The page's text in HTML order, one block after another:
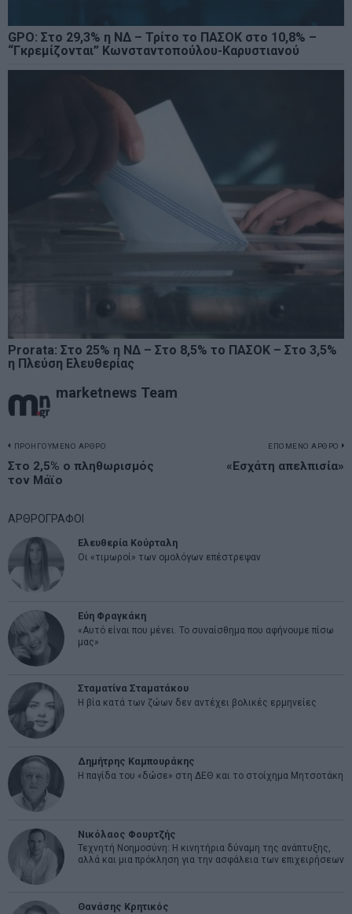
GPO: Στο 29,3% η ΝΔ – Τρίτο το ΠΑΣΟΚ στο 10,8% –
“Γκρεμίζονται” Κωνσταντοπούλου-Καρυστιανού
Prorata: Στο 25% η ΝΔ – Στο 8,5% το ΠΑΣΟΚ – Στο 3,5%
η Πλεύση Ελευθερίας
marketnews Team
Πλοήγηση
άρθρων
ΠΡΟΗΓΟΥΜΕΝΟ ΑΡΘΡΟ
Previous
post:
Στο 2,5% ο πληθωρισμός
τον Μάϊο
ΕΠΟΜΕΝΟ ΑΡΘΡΟ
«Εσχάτη απελπισία»
ΑΡΘΡΟΓΡΑΦΟΙ
Ελευθερία Κούρταλη
Οι «τιμωροί» των ομολόγων επέστρεψαν
Εύη Φραγκάκη
«Αυτό είναι που μένει. Το συναίσθημα που αφήνουμε πίσω
μας»
Σταματίνα Σταματάκου
Η βία κατά των ζώων δεν αντέχει βολικές ερμηνείες
Δημήτρης Καμπουράκης
Η παγίδα του «δώσε» στη ΔΕΘ και το στοίχημα Μητσοτάκη
Νικόλαος Φουρτζής
Τεχνητή Νοημοσύνη: Η κινητήρια δύναμη της ανάπτυξης,
αλλά και μια πρόκληση για την ασφάλεια των επιχειρήσεων
Θανάσης Κρητικός